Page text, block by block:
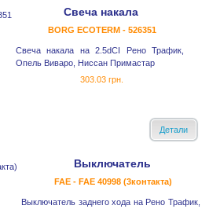
Свеча накала
BORG ECOTERM - 526351
Свеча накала на 2.5dCI Рено Трафик,
Опель Виваро, Ниссан Примастар
303.03 грн.
Детали
Выключатель
FAE - FAE 40998 (3контакта)
Выключатель заднего хода на Рено Трафик,